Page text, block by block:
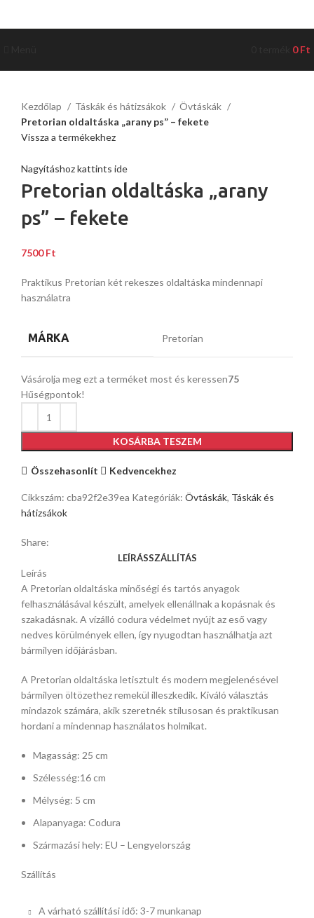
0Ft
Kezdőlap Táskák és hátizsákok
Övtáskák
Pretorian oldaltáska „arany ps” – fekete
Vissza a termékekhez
Nagyításhoz kattints ide
Pretorian oldaltáska „arany
ps” – fekete
7500Ft
Praktikus Pretorian két rekeszes oldaltáska mindennapi
használatra
MÁRKA Pretorian
Vásárolja meg ezt a terméket most és keressen75
Hűségpontok!
KOSÁRBA TESZEM
Összehasonlít Kedvencekhez
Cikkszám: cba92f2e39ea Kategóriák: Övtáskák, Táskák és
hátizsákok
Share:
LEÍRÁSSZÁLLÍTÁS
Leírás
A Pretorian oldaltáska minőségi és tartós anyagok
felhasználásával készült, amelyek ellenállnak a kopásnak és
szakadásnak. A vízálló codura védelmet nyújt az eső vagy
nedves körülmények ellen, így nyugodtan használhatja azt
bármilyen időjárásban.
A Pretorian oldaltáska letisztult és modern megjelenésével
bármilyen öltözethez remekül illeszkedik. Kiváló választás
mindazok számára, akik szeretnék stílusosan és praktikusan
hordani a mindennap használatos holmikat.
Magasság: 25 cm
Szélesség:16 cm
Mélység: 5 cm
Alapanyaga: Codura
Származási hely: EU – Lengyelország
Szállítás
A várható szállítási idő: 3-7 munkanap